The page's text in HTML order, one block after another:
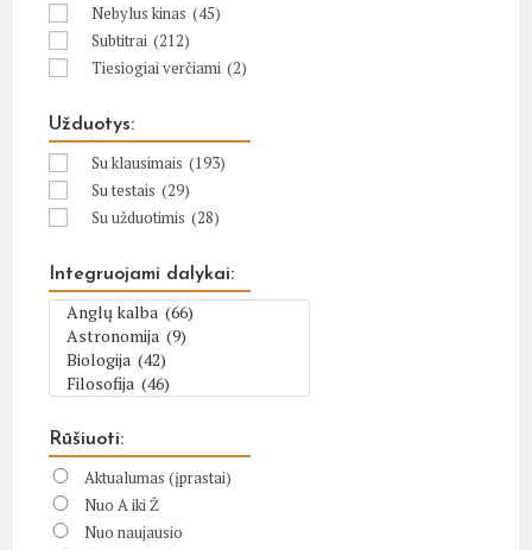
Nebylus kinas (45)
Subtitrai (212)
Tiesiogiai verčiami (2)
Užduotys:
Su klausimais (193)
Su testais (29)
Su užduotimis (28)
Integruojami dalykai:
Rūšiuoti:
Aktualumas (įprastai)
Nuo A iki Ž
Nuo naujausio